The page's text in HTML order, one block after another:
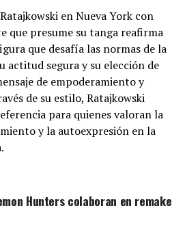
en Nueva York con
que presume su tanga reafirma
que desafía las normas de la
actitud segura y su elección de
de empoderamiento y
de su estilo, Ratajkowski
para quienes valoran la
y la autoexpresión en la
Hunters colaboran en remake